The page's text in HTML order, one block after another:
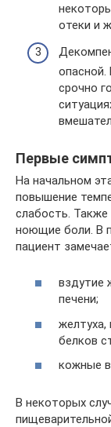
отеки и
опасной.
срочно
Первые
На начальном
повышение
слабость.
ноющие боли. В
пациент
вздутие
печени;
желтуха,
белков
кожные
В некоторых